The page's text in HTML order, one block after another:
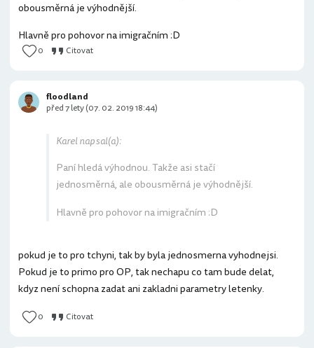
obousměrná je výhodnější.
Hlavně pro pohovor na imigračním :D
0 Citovat
Karel napsal(a):
Paní hledá výhodnou. Takže asi stačí
jednosměrná, ale obousměrná je výhodnější.
Hlavně pro pohovor na imigračním :D
pokud je to pro tchyni, tak by byla jednosmerna vyhodnejsi.
Pokud je to primo pro OP, tak nechapu co tam bude delat,
kdyz není schopna zadat ani zakladni parametry letenky.
0 Citovat
floodland
před 7 lety (07. 02. 2019 18:44)